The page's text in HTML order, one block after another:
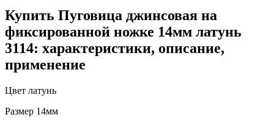
Купить Пуговица джинсовая на
фиксированной ножке 14мм латунь
3114: характеристики, описание,
применение
Цвет латунь
Размер 14мм